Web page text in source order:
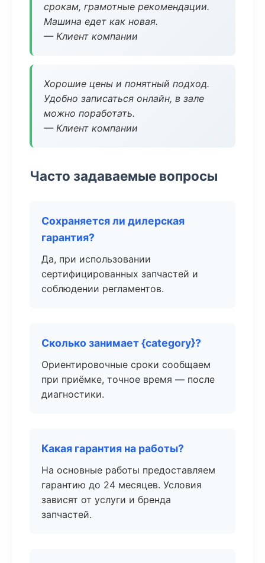
срокам, грамотные рекомендации.
Машина едет как новая.
— Клиент компании
Хорошие цены и понятный подход.
Удобно записаться онлайн, в зале
можно поработать.
— Клиент компании
Часто задаваемые вопросы
Сохраняется ли дилерская
гарантия?
Да, при использовании
сертифицированных запчастей и
соблюдении регламентов.
Сколько занимает {category}?
Ориентировочные сроки сообщаем
при приёмке, точное время — после
диагностики.
Какая гарантия на работы?
На основные работы предоставляем
гарантию до 24 месяцев. Условия
зависят от услуги и бренда
запчастей.